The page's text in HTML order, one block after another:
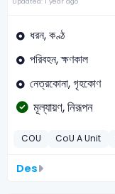
ধরন, কণ্ঠ
পরিবহন, ক্ষণকাল
নেত্রকোনা, গৃহকোণ
মূল্যায়ণ, নিরূপন
COU CoU A Unit
Des